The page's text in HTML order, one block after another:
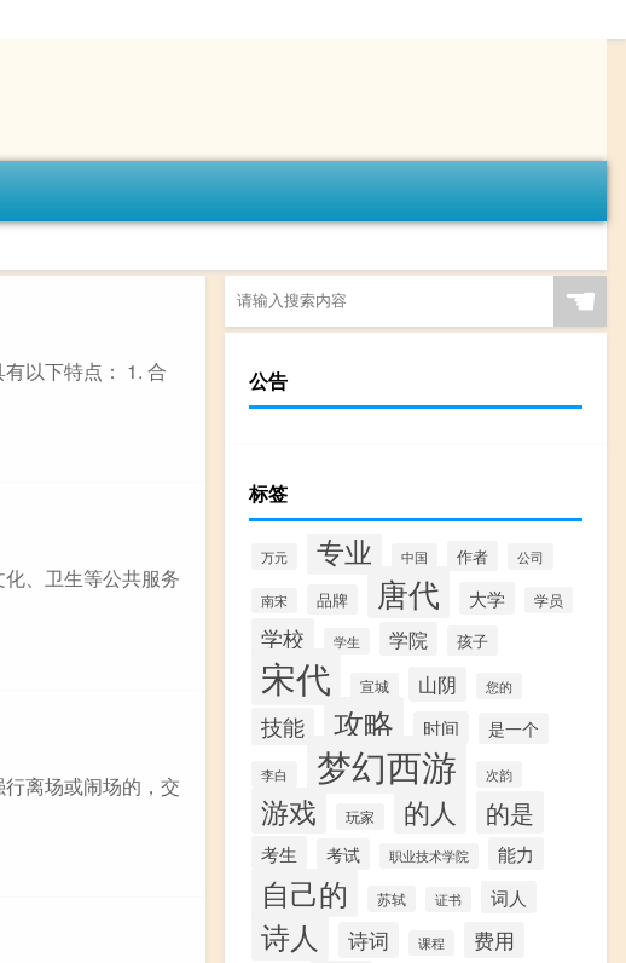
以下特点： 1. 合
、卫生等公共服务
离场或闹场的，交
☚
公告
标签
万元 专业 中国 作者 公司
南宋 品牌 唐代 大学 学员
学校 学生 学院 孩子
宋代 宣城 山阴 您的
技能 攻略 时间 是一个
李白 梦幻西游 次韵
游戏 玩家 的人 的是
考生 考试 职业技术学院 能力
自己的 苏轼 证书 词人
诗人 诗词 课程 费用